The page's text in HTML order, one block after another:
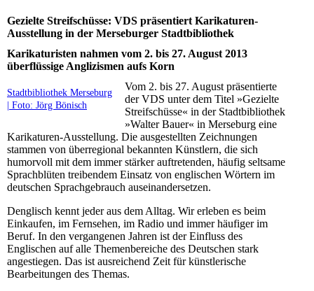
Gezielte Streifschüsse: VDS präsentiert Karikaturen-
Ausstellung in der Merseburger Stadtbibliothek
Karikaturisten nahmen vom 2. bis 27. August 2013
überflüssige Anglizismen aufs Korn
Stadtbibliothek Merseburg
| Foto: Jörg Bönisch
Vom 2. bis 27. August präsentierte
der VDS unter dem Titel »Gezielte
Streifschüsse« in der Stadtbibliothek
»Walter Bauer« in Merseburg eine
Karikaturen-Ausstellung. Die ausgestellten Zeichnungen
stammen von überregional bekannten Künstlern, die sich
humorvoll mit dem immer stärker auftretenden, häufig seltsame
Sprachblüten treibendem Einsatz von englischen Wörtern im
deutschen Sprachgebrauch auseinandersetzen.
Denglisch kennt jeder aus dem Alltag. Wir erleben es beim
Einkaufen, im Fernsehen, im Radio und immer häufiger im
Beruf. In den vergangenen Jahren ist der Einfluss des
Englischen auf alle Themenbereiche des Deutschen stark
angestiegen. Das ist ausreichend Zeit für künstlerische
Bearbeitungen des Themas.